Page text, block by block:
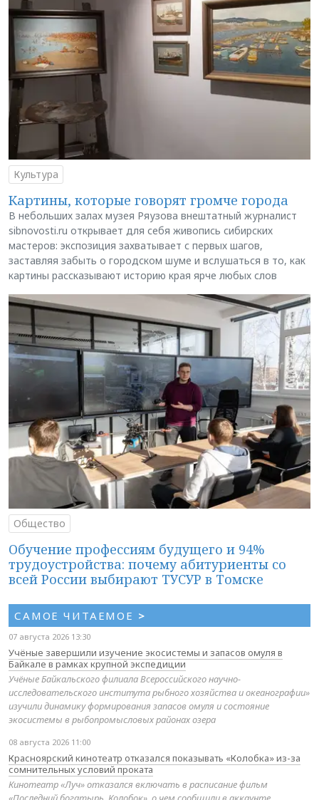
Культура
Картины, которые говорят громче города
В небольших залах музея Ряузова внештатный журналист
sibnovosti.ru открывает для себя живопись сибирских
мастеров: экспозиция захватывает с первых шагов,
заставляя забыть о городском шуме и вслушаться в то, как
картины рассказывают историю края ярче любых слов
Общество
Обучение профессиям будущего и 94%
трудоустройства: почему абитуриенты со
всей России выбирают ТУСУР в Томске
САМОЕ ЧИТАЕМОЕ >
07 августа 2026 13:30
Учёные завершили изучение экосистемы и запасов омуля в
Байкале в рамках крупной экспедиции
Учёные Байкальского филиала Всероссийского научно-
исследовательского института рыбного хозяйства и океанографии»
изучили динамику формирования запасов омуля и состояние
экосистемы в рыбопромысловых районах озера
08 августа 2026 11:00
Красноярский кинотеатр отказался показывать «Колобка» из-за
сомнительных условий проката
Кинотеатр «Луч» отказался включать в расписание фильм